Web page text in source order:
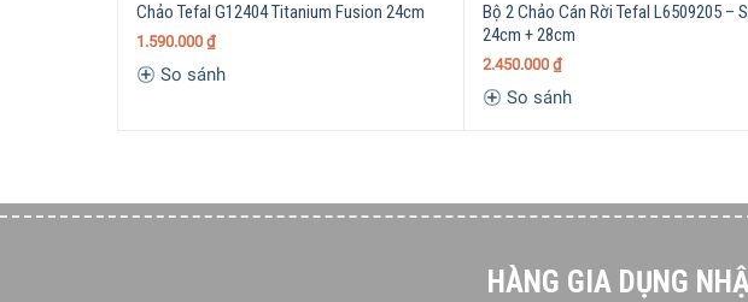
Chảo Tefal G12404 Titanium Fusion 24cm
1.590.000 ₫
So sánh
Bộ 2 Chảo Cán Rời Tefal L6509205 –
24cm + 28cm
2.450.000 ₫
So sánh
HÀNG GIA DỤNG